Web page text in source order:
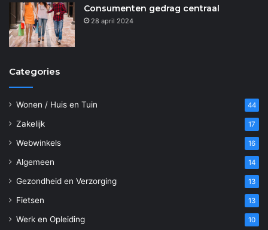
Consumenten gedrag centraal
28 april 2024
Categories
Wonen / Huis en Tuin 44
Zakelijk 17
Webwinkels 16
Algemeen 14
Gezondheid en Verzorging 13
Fietsen 13
Werk en Opleiding 10